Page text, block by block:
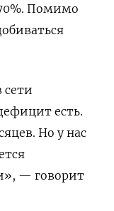
Помимо
есть.
Но у нас
— говорит